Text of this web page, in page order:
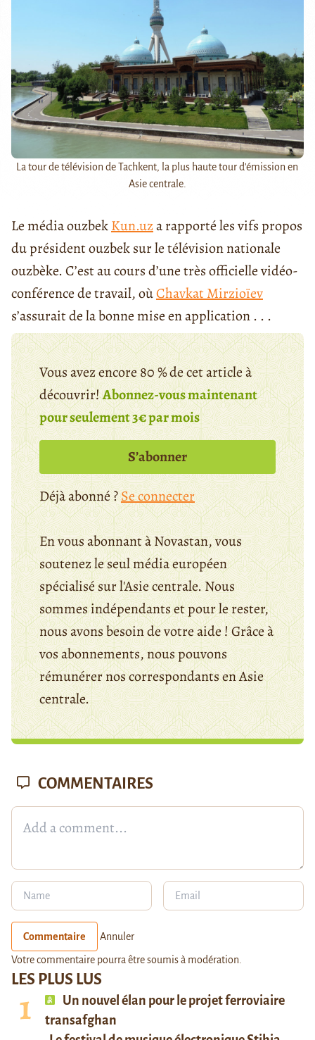
La tour de télévision de Tachkent, la plus haute tour d'émission en
Asie centrale.
Le média ouzbekKun.uza rapporté les vifs propos
du président ouzbek sur le télévision nationale
ouzbèke. C’est au cours d’une très officielle vidéo-
conférence de travail, oùChavkat Mirzioïev
s’assurait de la bonne mise en application . . .
Vous avez encore 80 % de cet article à
découvrir!Abonnez-vous maintenant
pour seulement 3€ par mois
S’abonner
Déjà abonné ?Se connecter
En vous abonnant à Novastan, vous
soutenez le seul média européen
spécialisé sur l'Asie centrale. Nous
sommes indépendants et pour le rester,
nous avons besoin de votre aide ! Grâce à
vos abonnements, nous pouvons
rémunérer nos correspondants en Asie
centrale.
LES PLUS LUS
Un nouvel élan pour le projet ferroviaire
transafghan
COMMENTAIRES
Commentaire Annuler
Votre commentaire pourra être soumis à modération.